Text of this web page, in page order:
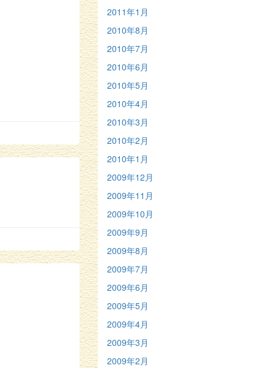
2011年1月
2010年8月
2010年7月
2010年6月
2010年5月
2010年4月
2010年3月
2010年2月
2010年1月
2009年12月
2009年11月
2009年10月
2009年9月
2009年8月
2009年7月
2009年6月
2009年5月
2009年4月
2009年3月
2009年2月